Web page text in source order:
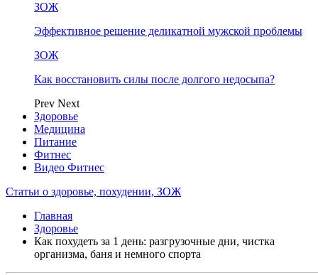
ЗОЖ
Эффективное решение деликатной мужской проблемы
ЗОЖ
Как восстановить силы после долгого недосыпа?
Prev Next
Здоровье
Медицина
Питание
Фитнес
Видео Фитнес
Статьи о здоровье, похудении, ЗОЖ
Главная
Здоровье
Как похудеть за 1 день: разгрузочные дни, чистка
организма, баня и немного спорта